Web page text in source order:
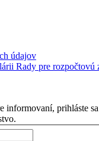
údajov
Rady pre rozpočtovú
informovaní, prihláste sa